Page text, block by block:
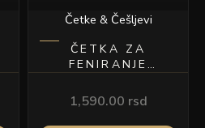
Četke & Češljevi
ČETKA ZA
FENIRANJE
1,590.00 rsd